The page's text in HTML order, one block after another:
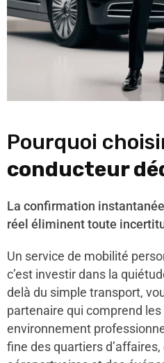
Pourquoi
conducteur
La confirmation
réel éliminent toute
Un service de mobilité
c’est investir dans la
delà du simple transport,
partenaire qui comprend
environnement
fine des quartiers